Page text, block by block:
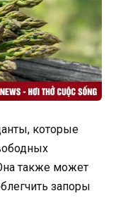
которые
также может
запоры